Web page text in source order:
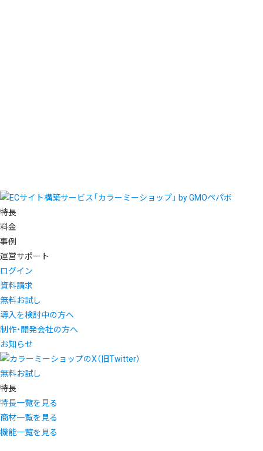
特長
料金
事例
運営サポート
ログイン
資料請求
無料お試し
導入を検討中の方へ
制作・開発会社の方へ
お知らせ
無料お試し
特長
特長一覧を見る
商材一覧を見る
機能一覧を見る